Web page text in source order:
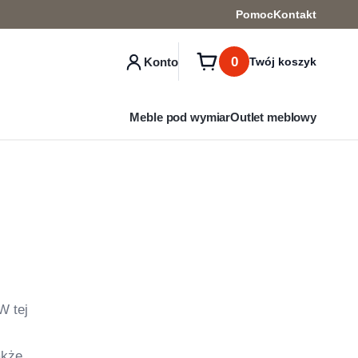
PomocKontakt
Konto 0 Twój koszyk
Meble pod wymiarOutlet meblowy
tej